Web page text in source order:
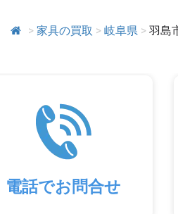
> 家具の買取 > 岐阜県 > 羽島
電話でお問合せ